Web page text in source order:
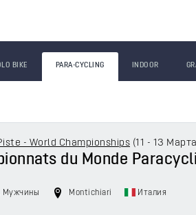
BIKE PARA-CYCLING INDOOR
- World Championships (11 - 13
du Monde
Мужчины Montichiari Италия